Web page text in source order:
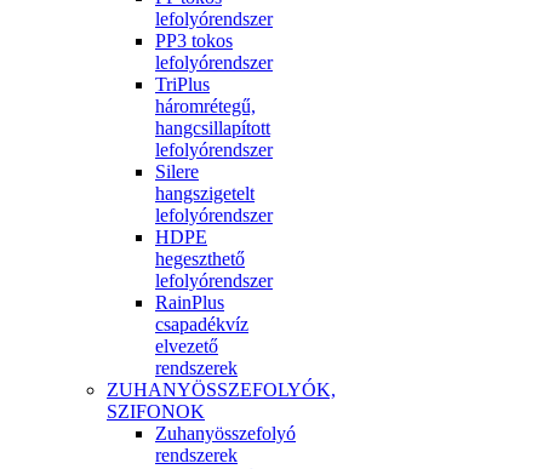
lefolyórendszer
PP3 tokos
lefolyórendszer
TriPlus
háromrétegű,
hangcsillapított
lefolyórendszer
Silere
hangszigetelt
lefolyórendszer
HDPE
hegeszthető
lefolyórendszer
RainPlus
csapadékvíz
elvezető
rendszerek
ZUHANYÖSSZEFOLYÓK,
SZIFONOK
Zuhanyösszefolyó
rendszerek